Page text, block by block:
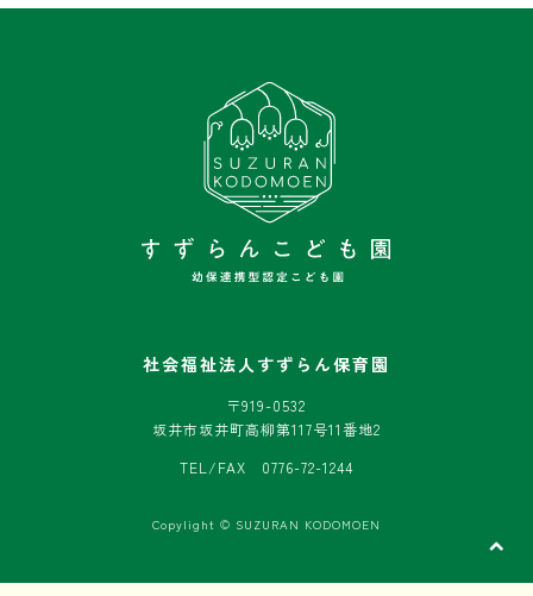
社会福祉法人すずらん保育園
〒919-0532
坂井市坂井町高柳第117号11番地2
TEL/FAX 0776-72-1244
Copylight © SUZURAN KODOMOEN